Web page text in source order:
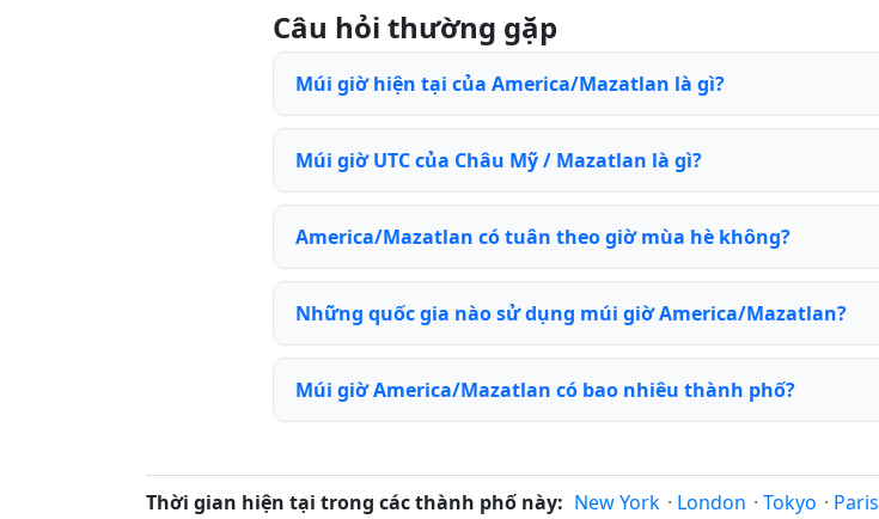
Câu hỏi thường gặp
Múi giờ hiện tại của America/Mazatlan là gì?
Múi giờ UTC của Châu Mỹ / Mazatlan là gì?
America/Mazatlan có tuân theo giờ mùa hè không?
Những quốc gia nào sử dụng múi giờ America/Mazatlan?
Múi giờ America/Mazatlan có bao nhiêu thành phố?
Thời gian hiện tại trong các thành phố này: New York · London · Tokyo · Paris